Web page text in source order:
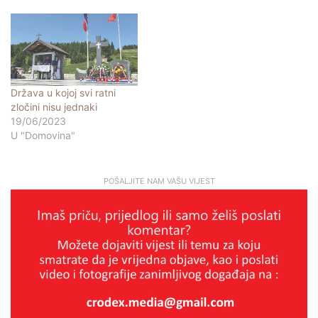
Država u kojoj svi ratni
zločini nisu jednaki
19/06/2023
U "Domovina"
POŠALJITE NAM VAŠU VIJEST